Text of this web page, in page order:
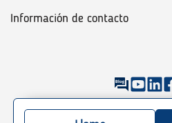
Información de contacto
©2026 Mascus